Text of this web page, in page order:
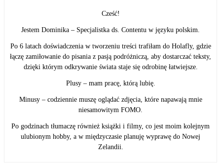
Cześć!
Jestem Dominika – Specjalistka ds. Contentu w języku polskim.
Po 6 latach doświadczenia w tworzeniu treści trafiłam do Holafly, gdzie
łączę zamiłowanie do pisania z pasją podróżniczą, aby dostarczać teksty,
dzięki którym odkrywanie świata staje się odrobinę łatwiejsze.
Plusy – mam pracę, którą lubię.
Minusy – codziennie muszę oglądać zdjęcia, które napawają mnie
niesamowitym FOMO.
Po godzinach tłumaczę również książki i filmy, co jest moim kolejnym
ulubionym hobby, a w międzyczasie planuję wyprawę do Nowej
Zelandii.